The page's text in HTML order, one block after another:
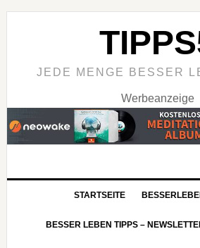
JEDE MENGE BESSER
Werbeanzeige
STARTSEITE
BESSER LEBEN TIPPS –